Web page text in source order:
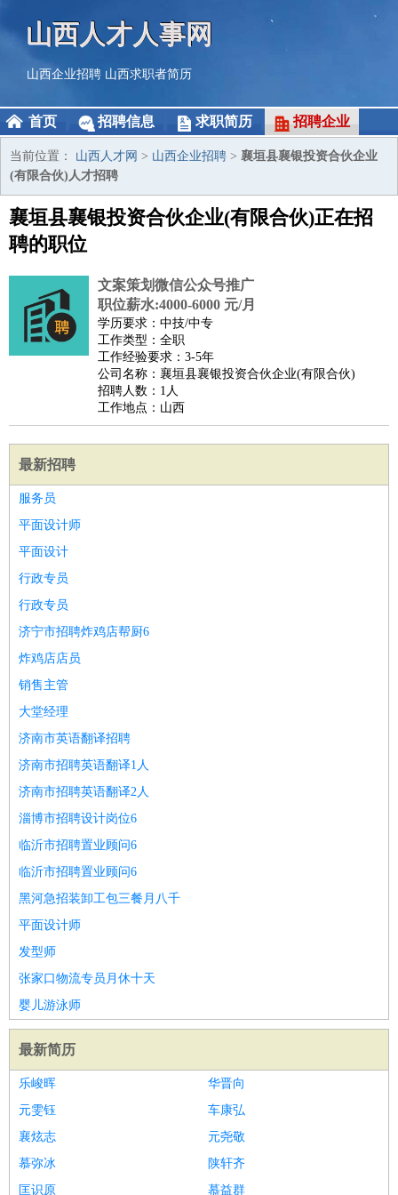
山西人才人事网
山西企业招聘 山西求职者简历
首页 招聘信息 求职简历 招聘企业
当前位置： 山西人才网 > 山西企业招聘 > 襄垣县襄银投资合伙企业
(有限合伙)人才招聘
襄垣县襄银投资合伙企业(有限合伙)正在招
聘的职位
文案策划微信公众号推广
职位薪水:4000-6000 元/月
学历要求：中技/中专
工作类型：全职
工作经验要求：3-5年
公司名称：襄垣县襄银投资合伙企业(有限合伙)
招聘人数：1人
工作地点：山西
最新招聘
服务员
平面设计师
平面设计
行政专员
行政专员
济宁市招聘炸鸡店帮厨6
炸鸡店店员
销售主管
大堂经理
济南市英语翻译招聘
济南市招聘英语翻译1人
济南市招聘英语翻译2人
淄博市招聘设计岗位6
临沂市招聘置业顾问6
临沂市招聘置业顾问6
黑河急招装卸工包三餐月八千
平面设计师
发型师
张家口物流专员月休十天
婴儿游泳师
最新简历
乐峻晖
华晋向
元雯钰
车康弘
襄炫志
元尧敬
慕弥冰
陕轩齐
匡识原
慕益群